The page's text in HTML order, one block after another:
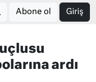
Abone ol Giriş
ardı